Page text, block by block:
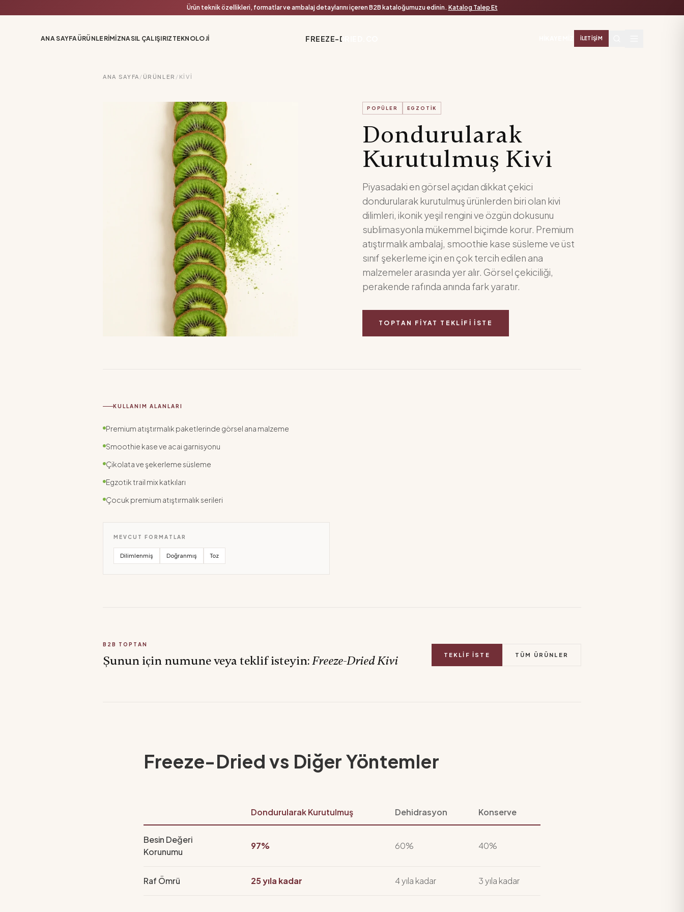
Ürün teknik özellikleri, formatlar ve ambalaj detaylarını içeren B2B kataloğumuzu edinin. Katalog Talep Et
ANA SAYFA ÜRÜNLERIMIZNASIL ÇALIŞIRIZ TEKNOLOJI FREEZE-DRIED.CO İLETIŞIM
ANA SAYFA / ÜRÜNLER / KIVI
POPÜLER EGZOTIK
Dondurularak
Kurutulmuş Kivi
Piyasadaki en görsel açıdan dikkat çekici
dondurularak kurutulmuş ürünlerden biri olan kivi
dilimleri, ikonik yeşil rengini ve özgün dokusunu
sublimasyonla mükemmel biçimde korur. Premium
atıştırmalık ambalaj, smoothie kase süsleme ve üst
sınıf şekerleme için en çok tercih edilen ana
malzemeler arasında yer alır. Görsel çekiciliği,
perakende rafında anında fark yaratır.
TOPTAN FIYAT TEKLIFI İSTE
KULLANIM ALANLARI
Premium atıştırmalık paketlerinde görsel ana malzeme
Smoothie kase ve acai garnisyonu
Çikolata ve şekerleme süsleme
Egzotik trail mix katkıları
Çocuk premium atıştırmalık serileri
MEVCUT FORMATLAR
Dilimlenmiş Doğranmış Toz
B2B TOPTAN
Şunun için numune veya teklif isteyin:Freeze-DriedKivi TEKLIF İSTE TÜM ÜRÜNLER
Freeze-Dried vs Diğer Yöntemler
Dondurularak Kurutulmuş Dehidrasyon Konserve
Besin Değeri
Korunumu
97% 60% 40%
Raf Ömrü 25 yıla kadar 4 yıla kadar 3 yıla kadar